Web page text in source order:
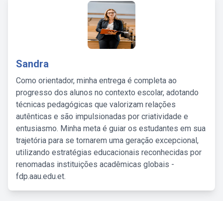
Sandra
Como orientador, minha entrega é completa ao
progresso dos alunos no contexto escolar, adotando
técnicas pedagógicas que valorizam relações
autênticas e são impulsionadas por criatividade e
entusiasmo. Minha meta é guiar os estudantes em sua
trajetória para se tornarem uma geração excepcional,
utilizando estratégias educacionais reconhecidas por
renomadas instituições acadêmicas globais -
fdp.aau.edu.et.